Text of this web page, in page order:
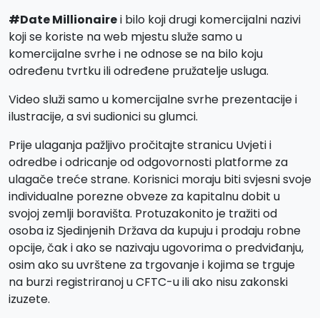
#Date Millionairei bilo koji drugi komercijalni nazivi
koji se koriste na web mjestu služe samo u
komercijalne svrhe i ne odnose se na bilo koju
određenu tvrtku ili određene pružatelje usluga.
Video služi samo u komercijalne svrhe prezentacije i
ilustracije, a svi sudionici su glumci.
Prije ulaganja pažljivo pročitajte stranicu Uvjeti i
odredbe i odricanje od odgovornosti platforme za
ulagače treće strane. Korisnici moraju biti svjesni svoje
individualne porezne obveze za kapitalnu dobit u
svojoj zemlji boravišta. Protuzakonito je tražiti od
osoba iz Sjedinjenih Država da kupuju i prodaju robne
opcije, čak i ako se nazivaju ugovorima o predviđanju,
osim ako su uvrštene za trgovanje i kojima se trguje
na burzi registriranoj u CFTC-u ili ako nisu zakonski
izuzete.